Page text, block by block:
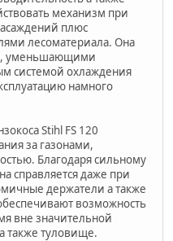
механизм при
плюс
лесоматериала. Она
уменьшающими
системой охлаждения
намного
Stihl FS 120
за газонами,
Благодаря сильному
справляется даже при
держатели а также
возможность
вне значительной
также туловище.